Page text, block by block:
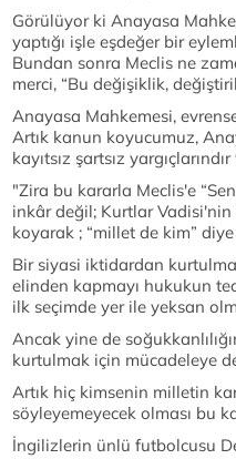
Görülüyor ki Anayasa
yaptığı işle eşdeğer bir
Bundan sonra Meclis ne
merci, “Bu değişiklik,
Anayasa Mahkemesi,
Artık kanun koyucumuz,
kayıtsız şartsız
"Zira bu kararla Meclis'e
inkâr değil; Kurtlar
koyarak ; “millet de kim” diye
Bir siyasi iktidardan
elinden kapmayı hukukun
ilk seçimde yer ile yeksan
Ancak yine de
kurtulmak için mücadeleye
Artık hiç kimsenin milletin
söyleyemeyecek olması bu
İngilizlerin ünlü futbolcusu